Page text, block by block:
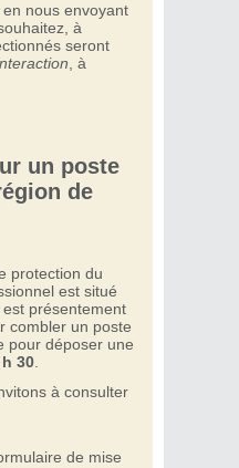
nous envoyant
à
seront
, à
un poste
de
protection du
est situé
présentement
combler un poste
pour déposer une
30.
à consulter
de mise